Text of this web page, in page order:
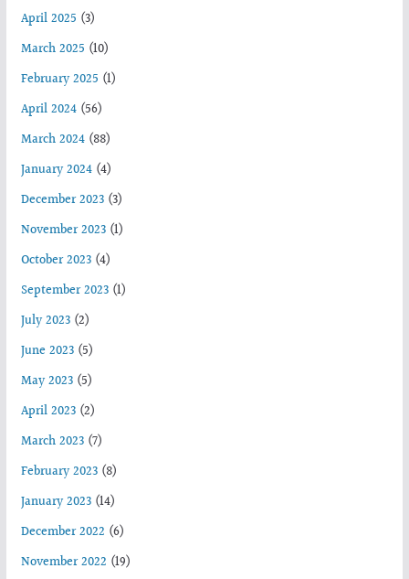
April 2025 (3)
March 2025 (10)
February 2025 (1)
April 2024(56)
March 2024(88)
January 2024(4)
December 2023(3)
November 2023(1)
October 2023(4)
September 2023(1)
July 2023(2)
June 2023(5)
May 2023(5)
April 2023(2)
March 2023(7)
February 2023(8)
January 2023(14)
December 2022 (6)
November 2022 (19)